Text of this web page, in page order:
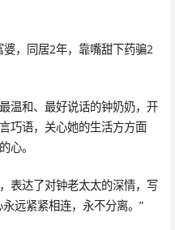
温和、最好说话的钟奶奶，开
巧语，关心她的生活方方面
心。
表达了对钟老太太的深情，写
远紧紧相连，永不分离。”